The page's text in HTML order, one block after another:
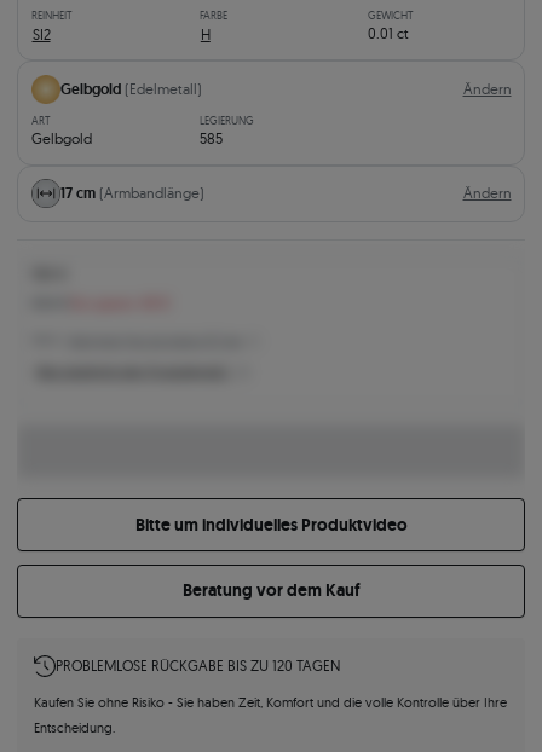
REINHEIT
SI2
FARBE
H
GEWICHT
0.01 ct
Gelbgold (Edelmetall) Ändern
ART
Gelbgold
LEGIERUNG
585
17 cm (Armbandlänge) Ändern
Bitte um individuelles Produktvideo
Beratung vor dem Kauf
PROBLEMLOSE RÜCKGABE BIS ZU 120 TAGEN
Kaufen Sie ohne Risiko - Sie haben Zeit, Komfort und die volle Kontrolle über Ihre
Entscheidung.